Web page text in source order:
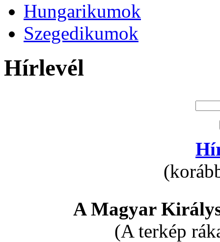
Hungarikumok
Szegedikumok
Hírlevél
A Magyar
(A terkép